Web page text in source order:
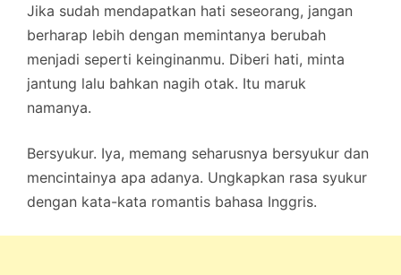
Jika sudah mendapatkan hati seseorang, jangan
berharap lebih dengan memintanya berubah
menjadi seperti keinginanmu. Diberi hati, minta
jantung lalu bahkan nagih otak. Itu maruk
namanya.
Bersyukur. Iya, memang seharusnya bersyukur dan
mencintainya apa adanya. Ungkapkan rasa syukur
dengan kata-kata romantis bahasa Inggris.